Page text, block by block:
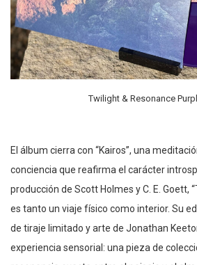
Twilight & Resonance
El álbum cierra con “Kairos”, una
conciencia que reafirma el carácter
producción de Scott Holmes y C. E. Goett,
es tanto un viaje físico como interior. Su
de tiraje limitado y arte de Jonathan
experiencia sensorial: una pieza de